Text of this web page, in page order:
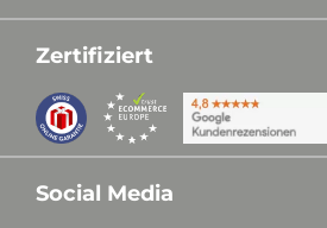
Zertifiziert
Social Media